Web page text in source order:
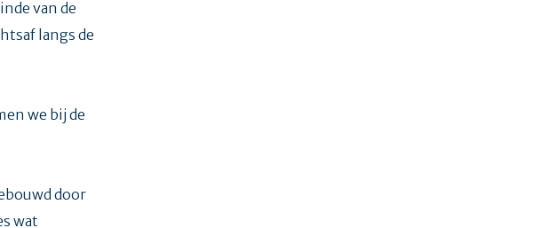
van de
langs de
we bij de
door
wat